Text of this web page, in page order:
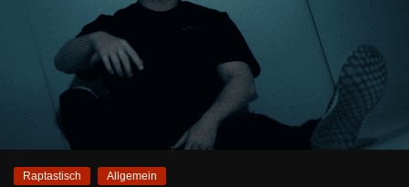
Raptastisch Allgemein